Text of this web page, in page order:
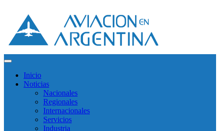
Inicio
Noticias
Nacionales
Regionales
Internacionales
Servicios
Industria